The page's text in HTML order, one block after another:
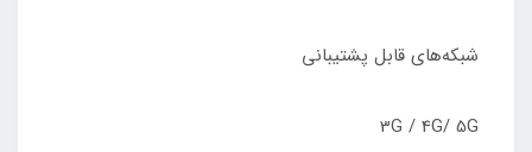
شبکه‌های قابل پشتیبانی
3G / 4G/ 5G